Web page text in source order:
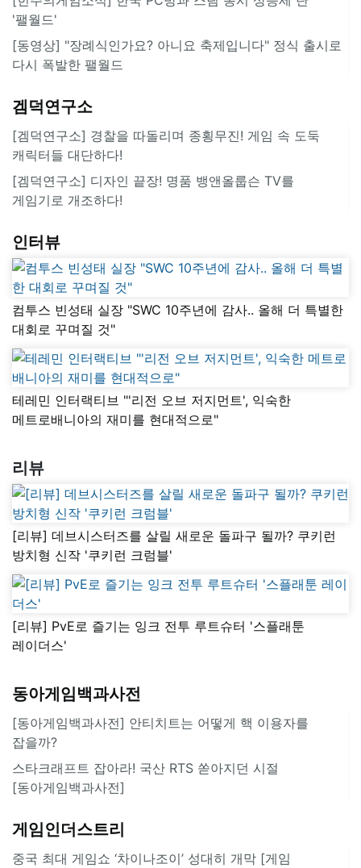
'팰월드'
[동영상] "장례식인가요? 아니요 축제입니다" 정식 출시로
다시 폭발한 팰월드
겜덕연구소
[겜덕연구소] 경찰을 따돌리며 종횡무진! 게임 속 도둑
캐릭터들 대단하다!
[겜덕연구소] 디자인 끝장! 명품 뱅앤올룹슨 TV를
게임기로 개조하다!
인터뷰
컴투스 빈성태 실장 "SWC 10주년에 감사.. 올해 더 특별한
대회로 꾸며질 것"
테레민 인터랙티브 "'리전 오브 저지먼트', 익숙한
메트로배니아의 재미를 현대적으로"
리뷰
[리뷰] 데브시스터즈를 살릴 새로운 돌파구 될까? 쿠키런
방치형 신작 '쿠키런 크럼블'
[리뷰] PvE로 즐기는 잉크 전투 루트슈터 '스플래툰
레이더스'
동아게임백과사전
[동아게임백과사전] 안티치트는 어떻게 핵 이용자를
잡을까?
스타크래프트 잡아라! 국산 RTS 쏟아지던 시절
[동아게임백과사전]
게임인더스트리
중국 최대 게임쇼 ‘차이나조이’ 성대히 개막 [게임